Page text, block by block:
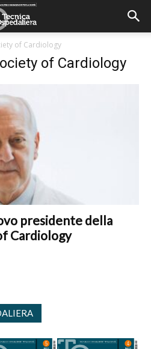
of Cardiology
of Cardiology
presidente della
Cardiology